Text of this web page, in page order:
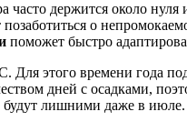
часто держится около
о
поможет быстро
этого времени года
дней с осадками,
будут лишними даже в июле.